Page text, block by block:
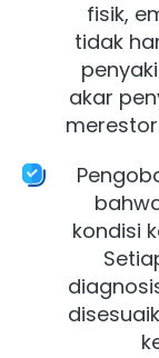
fisik,
tidak
akar
kondisi